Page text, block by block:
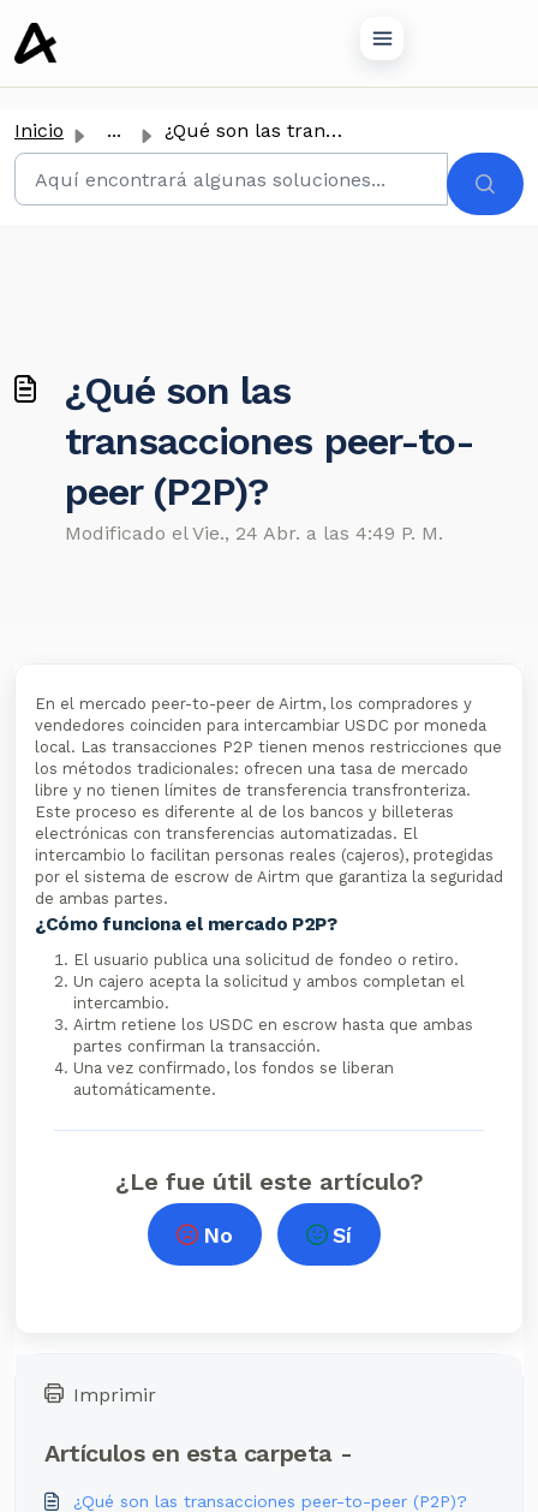
principal
Inicio ... ¿Qué son las transacciones peer-to-peer (P2P)?
¿Qué son las
transacciones peer-to-
peer (P2P)?
Modificado el Vie., 24 Abr. a las 4:49 P. M.
En el mercado peer-to-peer de Airtm, los compradores y
vendedores coinciden para intercambiar USDC por moneda
local. Las transacciones P2P tienen menos restricciones que
los métodos tradicionales: ofrecen una tasa de mercado
libre y no tienen límites de transferencia transfronteriza.
Este proceso es diferente al de los bancos y billeteras
electrónicas con transferencias automatizadas. El
intercambio lo facilitan personas reales (cajeros), protegidas
por el sistema de escrow de Airtm que garantiza la seguridad
de ambas partes.
¿Cómo funciona el mercado P2P?
El usuario publica una solicitud de fondeo o retiro.
Un cajero acepta la solicitud y ambos completan el
intercambio.
Airtm retiene los USDC en escrow hasta que ambas
partes confirman la transacción.
Una vez confirmado, los fondos se liberan
automáticamente.
¿Le fue útil este artículo?
No Sí
Imprimir
Artículos en esta carpeta -
¿Qué son las transacciones peer-to-peer (P2P)?